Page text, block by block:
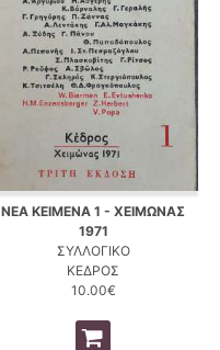
ΝΕΑ ΚΕΙΜΕΝΑ 1 - ΧΕΙΜΩΝΑΣ
1971
ΣΥΛΛΟΓΙΚΟ
ΚΕΔΡΟΣ
10.00€